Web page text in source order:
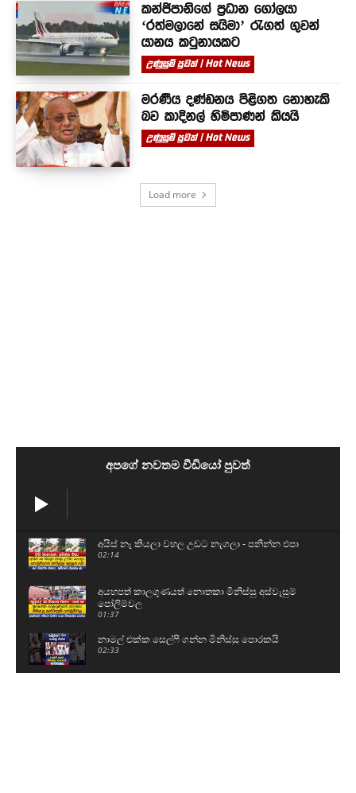
කන්ජිපානිගේ ප්‍රධාන ගෝලයා
‘රත්මලානේ සයිමා’ රැගත් ගුවන්
යානය කටුනායකට
උණුසුම් පුවත් | Hot News
මරණීය දණ්ඩනය පිළිගත නොහැකි
බව කාදිනල් හිමිපාණන් කියයි
උණුසුම් පුවත් | Hot News
Load more
අපගේ නවතම වීඩියෝ පුවත්
අයිස් නෑ කියලා වහල උඩට නැගලා - පනින්න එපා
02:14
අයහපත් කාලගුණයත් නොතකා මිනිස්සු අස්වැසුම්
පෝලිම්වල
01:37
නාමල් එක්ක සෙල්ෆි ගන්න මිනිස්සු පොරකයි
02:33